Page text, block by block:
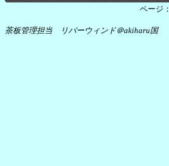
ページ：
茶板管理担当 リバーウィンド＠akiharu国